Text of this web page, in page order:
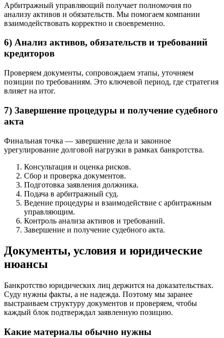
Арбитражный управляющий получает полномочия по
анализу активов и обязательств. Мы помогаем компании
взаимодействовать корректно и своевременно.
6) Анализ активов, обязательств и требований
кредиторов
Проверяем документы, сопровождаем этапы, уточняем
позиции по требованиям. Это ключевой период, где стратегия
влияет на итог.
7) Завершение процедуры и получение судебного
акта
Финальная точка — завершение дела и законное
урегулирование долговой нагрузки в рамках банкротства.
Консультация и оценка рисков.
Сбор и проверка документов.
Подготовка заявления должника.
Подача в арбитражный суд.
Ведение процедуры и взаимодействие с арбитражным
управляющим.
Контроль анализа активов и требований.
Завершение и получение судебного акта.
Документы, условия и юридические
нюансы
Банкротство юридических лиц держится на доказательствах.
Суду нужны факты, а не надежда. Поэтому мы заранее
выстраиваем структуру документов и проверяем, чтобы
каждый блок подтверждал заявленную позицию.
Какие материалы обычно нужны